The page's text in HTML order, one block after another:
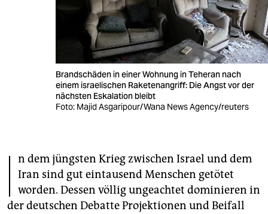
fragen & hilfe
unterstützen
epaper login
Brandschäden in einer Wohnung in Teheran nach
einem israelischen Raketenangriff: Die Angst vor der
nächsten Eskalation bleibt
Foto: Majid Asgaripour/Wana News Agency/reuters
I n dem jüngsten Krieg zwischen Israel und dem
Iran sind gut eintausend Menschen getötet
worden. Dessen völlig ungeachtet dominieren in
der deutschen Debatte Projektionen und Beifall